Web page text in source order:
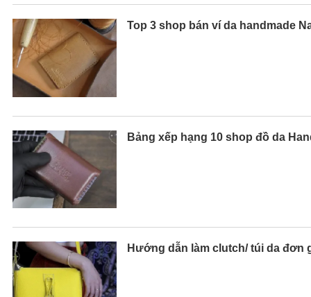
Top 3 shop bán ví da handmade
Bảng xếp hạng 10 shop đồ da
Hướng dẫn làm clutch/ túi da đơn